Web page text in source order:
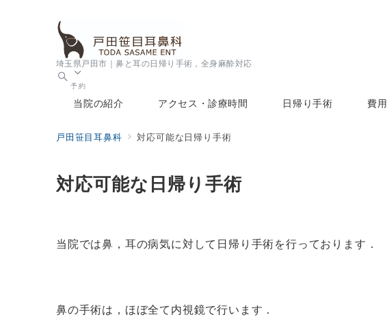
埼玉県戸田市｜鼻と耳の日帰り手術，全身麻酔対応
予約
当院の紹介 アクセス・診療時間 日帰り手術 費用
戸田笹目耳鼻科 対応可能な日帰り手術
対応可能な日帰り手術
当院では鼻，耳の病気に対して日帰り手術を行っております．
鼻の手術は，ほぼ全て内視鏡で行います．